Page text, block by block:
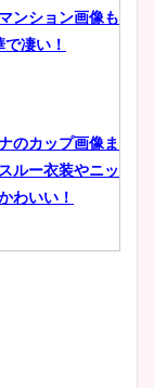
ンション画像も
で凄い！
のカップ画像ま
ルー衣装やニッ
わいい！
カップ画像まと